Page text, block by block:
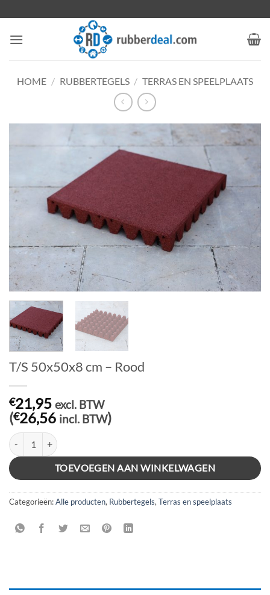
naar
inhoud
HOME / RUBBERTEGELS / TERRAS EN SPEELPLAATS
T/S 50x50x8 cm – Rood
€21,95 excl. BTW
(€26,56 incl. BTW)
T/S 50x50x8 cm - Rood aantal
TOEVOEGEN AAN WINKELWAGEN
Categorieën:Alle producten, Rubbertegels,Terras en speelplaats